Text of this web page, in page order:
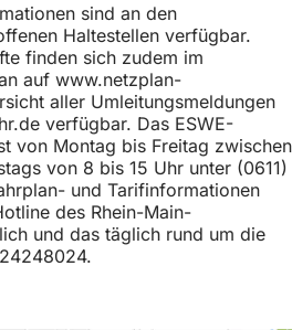
sind an den
Haltestellen verfügbar.
finden sich zudem im
auf www.netzplan-
aller Umleitungsmeldungen
verfügbar. Das ESWE-
von Montag bis Freitag zwischen
von 8 bis 15 Uhr unter (0611)
und Tarifinformationen
des Rhein-Main-
und das täglich rund um die